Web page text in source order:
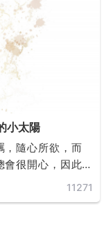
小太陽
，隨心所欲，而
會很開心，因此
受到很多人的喜
11271